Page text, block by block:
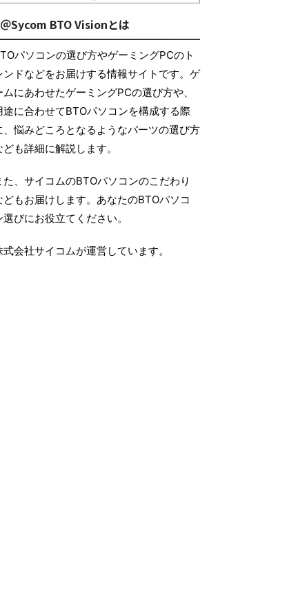
＠Sycom BTO Visionとは
パソコンの選び方やゲーミングPCのト
ンドなどをお届けする情報サイトです。ゲ
ムにあわせたゲーミングPCの選び方や、
途に合わせてBTOパソコンを構成する際
、悩みどころとなるようなパーツの選び方
ども詳細に解説します。
た、サイコムのBTOパソコンのこだわり
どもお届けします。あなたのBTOパソコ
選びにお役立てください。
式会社サイコムが運営しています。